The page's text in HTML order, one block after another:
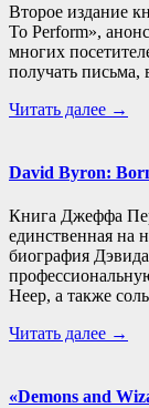
Второе издание
To Perform»,
многих
получать
Читать далее →
David Byron:
Книга Джеффа
единственная на
биография
Heep, а также
Читать далее →
«Demons and